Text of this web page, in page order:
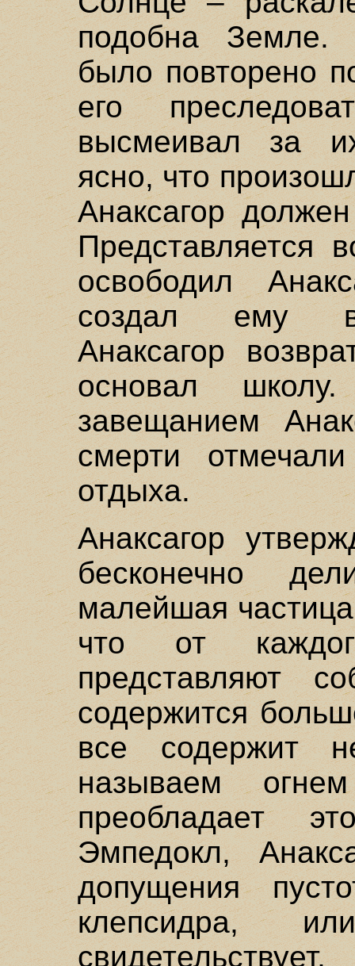
подобна Земле.
было повторено
его
высмеивал за
ясно, что
Анаксагор
Представляется
освободил
создал ему
Анаксагор
основал
завещанием
смерти
отдыха.
Анаксагор
бесконечно
малейшая
что от
представляют
содержится
все содержит
называем
преобладает
Эмпедокл,
допущения
клепсидра,